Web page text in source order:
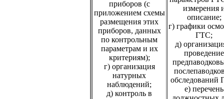
приборов (с
приложением схемы
размещения этих
приборов, данных
по контрольным
параметрам и их
критериям);
г) организация
натурных
наблюдений;
д) контроль в
измерения
описание;
г) графики
ГТС;
д)
проведение
обследований
е) перечень